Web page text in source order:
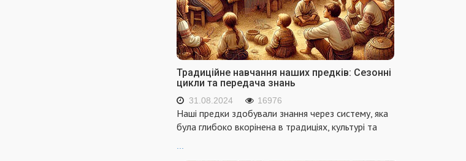
Традиційне навчання наших предків: Сезонні
цикли та передача знань
31.08.2024 16976
Наші предки здобували знання через систему, яка
була глибоко вкорінена в традиціях, культурі та
...